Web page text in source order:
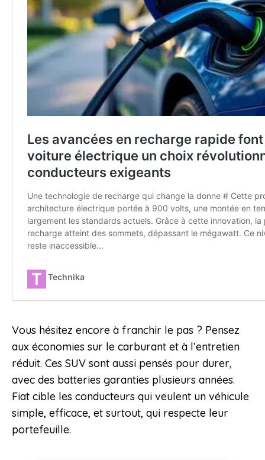
Vous hésitez encore à franchir le pas ? Pensez
aux économies sur le carburant et à l’entretien
réduit. Ces SUV sont aussi pensés pour durer,
avec des batteries garanties plusieurs années.
Fiat cible les conducteurs qui veulent un véhicule
simple, efficace, et surtout, qui respecte leur
portefeuille.